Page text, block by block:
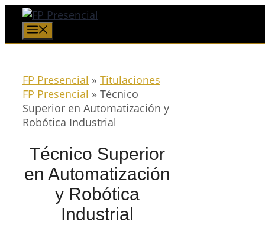
Saltar
contenido
FP Presencial » Titulaciones
FP Presencial » Técnico
Superior en Automatización y
Robótica Industrial
Técnico Superior
en Automatización
y Robótica
Industrial